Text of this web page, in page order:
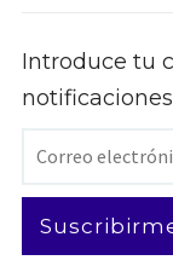
Introduce tu
Correo